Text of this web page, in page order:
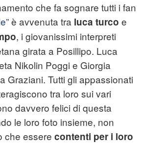
che fa sognare tutti i fan
è avvenuta tra luca turco e
, i giovanissimi interpreti
girata a Posillipo. Luca
Nikolin Poggi e Giorgia
Graziani. Tutti gli appassionati
tra loro sui vari
davvero felici di questa
le loro foto insieme, non
che essere contenti per i loro